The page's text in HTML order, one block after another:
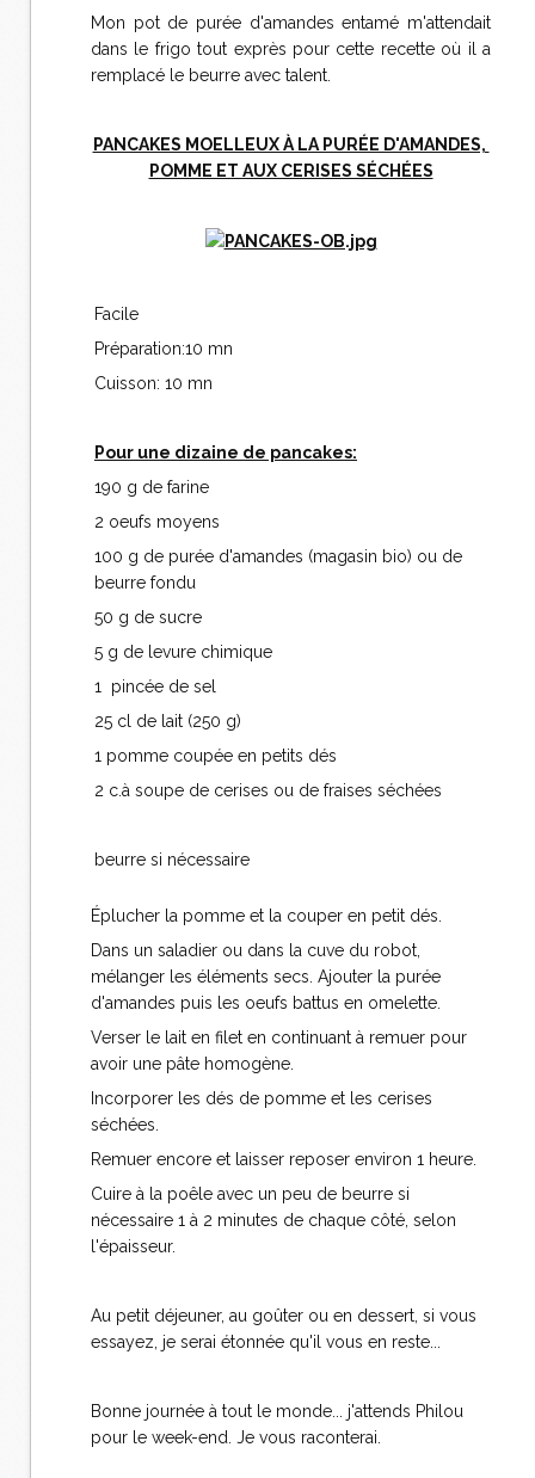
Mon pot de purée d'amandes entamé m'attendait
dans le frigo tout exprès pour cette recette où il a
remplacé le beurre avec talent.
PANCAKES MOELLEUX À LA PURÉE D'AMANDES,
POMME ET AUX CERISES SÉCHÉES
Facile
Préparation:10 mn
Cuisson: 10 mn
Pour une dizaine de pancakes:
190 g de farine
2 oeufs moyens
100 g de purée d'amandes (magasin bio) ou de
beurre fondu
50 g de sucre
5 g de levure chimique
1 pincée de sel
25 cl de lait (250 g)
1 pomme coupée en petits dés
2 c.à soupe de cerises ou de fraises séchées
beurre si nécessaire
Éplucher la pomme et la couper en petit dés.
Dans un saladier ou dans la cuve du robot,
mélanger les éléments secs. Ajouter la purée
d'amandes puis les oeufs battus en omelette.
Verser le lait en filet en continuant à remuer pour
avoir une pâte homogène.
Incorporer les dés de pomme et les cerises
séchées.
Remuer encore et laisser reposer environ 1 heure.
Cuire à la poêle avec un peu de beurre si
nécessaire 1 à 2 minutes de chaque côté, selon
l'épaisseur.
Au petit déjeuner, au goûter ou en dessert, si vous
essayez, je serai étonnée qu'il vous en reste...
Bonne journée à tout le monde... j'attends Philou
pour le week-end. Je vous raconterai.